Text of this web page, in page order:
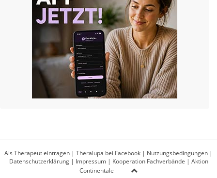
Als Therapeut eintragen | Theralupa bei Facebook | Nutzungsbedingungen |
Datenschutzerklärung| Impressum| Kooperation Fachverbände | Aktion
Continentale